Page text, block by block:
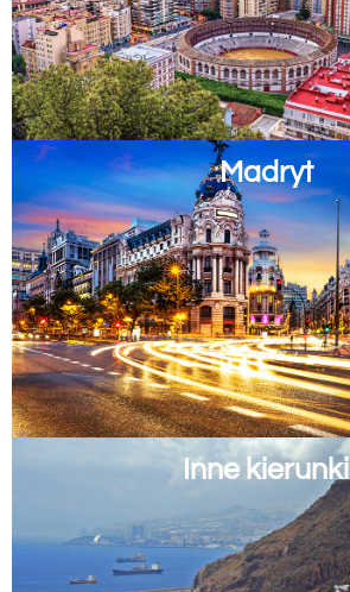
Madryt
Inne kierunki